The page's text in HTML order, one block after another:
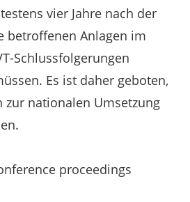
vier Jahre nach der
betroffenen Anlagen im
Schlussfolgerungen
Es ist daher geboten,
nationalen Umsetzung
.
proceedings